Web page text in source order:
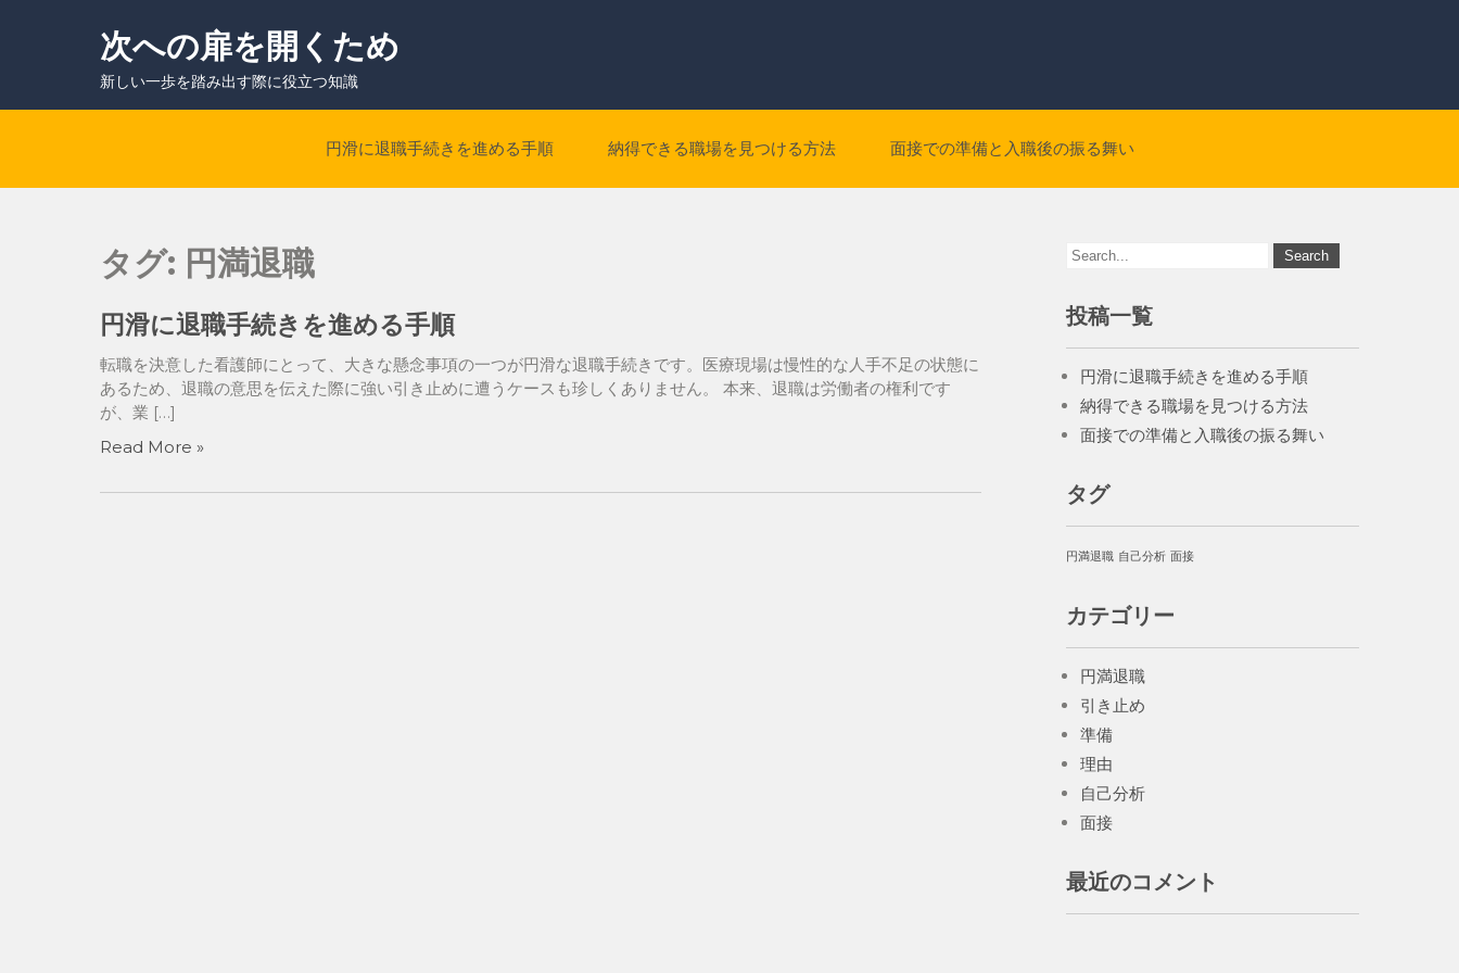
次への扉を開くため
新しい一歩を踏み出す際に役立つ知識
円滑に退職手続きを進める手順 納得できる職場を見つける方法 面接での準備と入職後の振る舞い
タグ: 円満退職
円滑に退職手続きを進める手順
転職を決意した看護師にとって、大きな懸念事項の一つが円滑な退職手続きです。医療現場は慢性的な人手不足の状態に
あるため、退職の意思を伝えた際に強い引き止めに遭うケースも珍しくありません。 本来、退職は労働者の権利です
が、業 […]
Read More »
投稿一覧
円滑に退職手続きを進める手順
納得できる職場を見つける方法
面接での準備と入職後の振る舞い
タグ
円満退職 自己分析 面接
カテゴリー
円満退職
引き止め
準備
理由
自己分析
面接
最近のコメント